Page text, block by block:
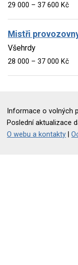
29 000 – 37 600 Kč
Mistři
Všehrdy
28 000 – 37 000 Kč
Informace o volných
Poslední aktualizace
O webu a kontakty |